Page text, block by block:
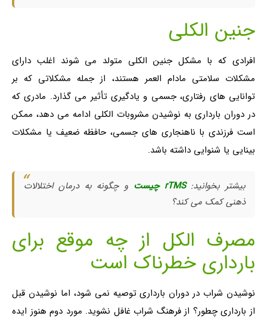
جنین الکلی
افرادی که با مشکل جنین الکلی متولد می شوند اغلب دارای
مشکلات سلامتی مادام العمر هستند، از جمله مشکلاتی که بر
توانایی های رفتاری، جسمی و یادگیری تأثیر می گذارد. مادری که
در دوران بارداری به نوشیدن مشروبات الکلی ادامه می دهد، ممکن
است فرزندی با ناهنجاری های جسمی، حافظه ضعیف یا مشکلات
بینایی یا شنوایی داشته باشد.
بیشتر بخوانید:rTMS چیست
و چگونه به درمان اختلالات
ذهنی کمک می کند؟
مصرف الکل از چه موقع برای
بارداری خطرناک است
نوشیدن شراب در دوران بارداری توصیه نمی شود، اما نوشیدن قبل
از بارداری چطور؟ از فرهنگ شراب غافل نشوید. مورد دوم هنوز ایده